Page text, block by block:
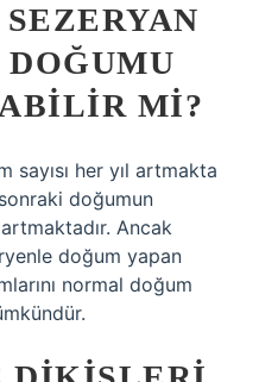
MI?
sayısı her yıl artmakta
doğumun
Ancak
doğum yapan
normal doğum